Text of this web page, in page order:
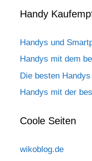
Handy
Handys und
Handys mit dem
Die besten
Handys mit der
Coole Seiten
wikoblog.de